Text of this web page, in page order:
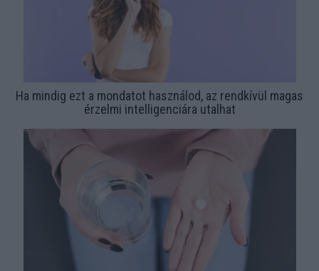
Ha mindig ezt a mondatot használod, az rendkívül magas
érzelmi intelligenciára utalhat